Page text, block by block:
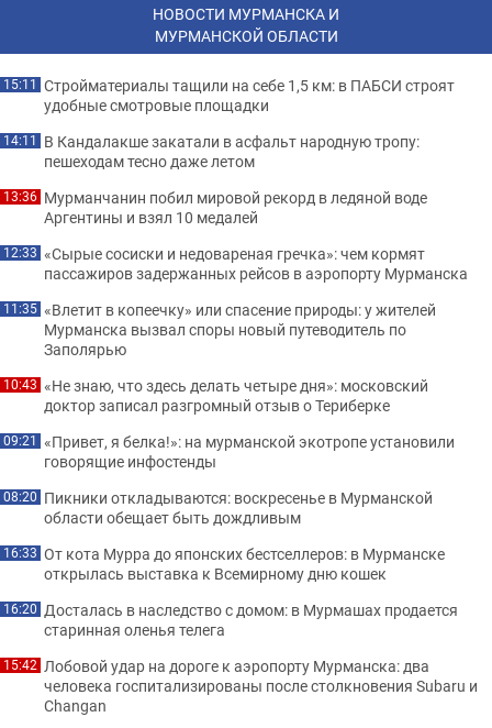
НОВОСТИ МУРМАНСКА И
МУРМАНСКОЙ ОБЛАСТИ
15:11 Стройматериалы тащили на себе 1,5 км: в ПАБСИ строят
удобные смотровые площадки
14:11 В Кандалакше закатали в асфальт народную тропу:
пешеходам тесно даже летом
13:36 Мурманчанин побил мировой рекорд в ледяной воде
Аргентины и взял 10 медалей
12:33 «Сырые сосиски и недовареная гречка»: чем кормят
пассажиров задержанных рейсов в аэропорту Мурманска
11:35 «Влетит в копеечку» или спасение природы: у жителей
Мурманска вызвал споры новый путеводитель по
Заполярью
10:43 «Не знаю, что здесь делать четыре дня»: московский
доктор записал разгромный отзыв о Териберке
09:21 «Привет, я белка!»: на мурманской экотропе установили
говорящие инфостенды
08:20 Пикники откладываются: воскресенье в Мурманской
области обещает быть дождливым
16:33 От кота Мурра до японских бестселлеров: в Мурманске
открылась выставка к Всемирному дню кошек
16:20 Досталась в наследство с домом: в Мурмашах продается
старинная оленья телега
15:42 Лобовой удар на дороге к аэропорту Мурманска: два
человека госпитализированы после столкновения Subaru и
Changan